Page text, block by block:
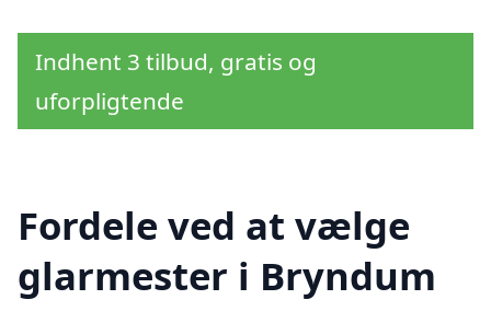
Indhent 3 tilbud, gratis og
uforpligtende
Fordele ved at vælge
glarmester i Bryndum